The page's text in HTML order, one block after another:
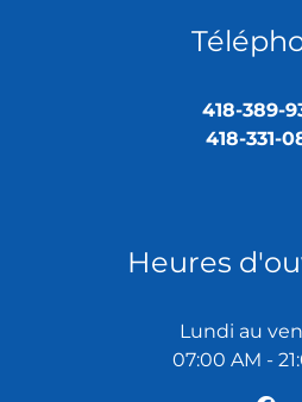
418-389-
418-331-
Heures
Lundi au
07:00 AM -